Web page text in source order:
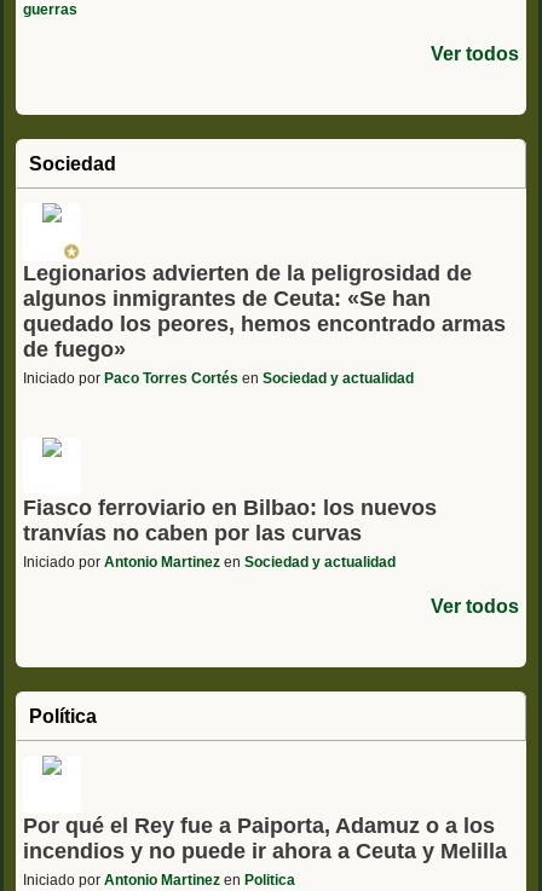
guerras
Ver todos
Sociedad
Legionarios advierten de la peligrosidad de
algunos inmigrantes de Ceuta: «Se han
quedado los peores, hemos encontrado armas
de fuego»
Iniciado por Paco Torres Cortés en Sociedad y actualidad
Fiasco ferroviario en Bilbao: los nuevos
tranvías no caben por las curvas
Iniciado por Antonio Martinez en Sociedad y actualidad
Ver todos
Política
Por qué el Rey fue a Paiporta, Adamuz o a los
incendios y no puede ir ahora a Ceuta y Melilla
Iniciado por Antonio Martinez en Politica